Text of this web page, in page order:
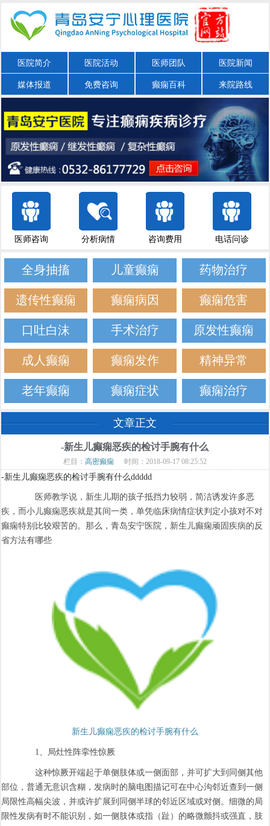
医院简介 医院活动 医师团队 医院新闻
媒体报道 免费咨询 癫痫百科 来院路线
医师咨询 分析病情 咨询费用 电话问诊
全身抽搐 儿童癫痫 药物治疗
遗传性癫痫 癫痫病因 癫痫危害
口吐白沫 手术治疗 原发性癫痫
成人癫痫 癫痫发作 精神异常
老年癫痫 癫痫症状 癫痫治疗
文章正文
-新生儿癫痫恶疾的检讨手腕有什么
栏目： 高密癫痫 时间：2018-09-17 08:25:52
-新生儿癫痫恶疾的检讨手腕有什么ddddd
医师教学说，新生儿期的孩子抵挡力较弱，简洁诱发许多恶
疾，而小儿癫痫恶疾就是其间一类，单凭临床病情症状判定小孩对不对
癫痫特别比较艰苦的。那么，青岛安宁医院，新生儿癫痫顽固疾病的反
省方法有哪些
新生儿癫痫恶疾的检讨手腕有什么
1、局灶性阵挛性惊厥
这种惊厥开端起于单侧肢体或一侧面部，并可扩大到同侧其他
部位，普通无意识含糊，发病时的脑电图描记可在中心沟邻近查到一侧
局限性高幅尖波，并或许扩展到同侧半球的邻近区域或对侧。细微的局
限性发病有时不能识别，如一侧肢体或指（趾）的略微颤抖或强直，肢